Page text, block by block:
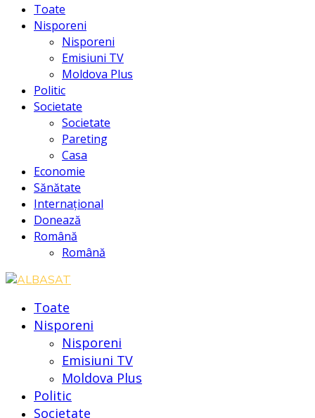
Toate
Nisporeni
Nisporeni
Emisiuni TV
Moldova Plus
Politic
Societate
Societate
Pareting
Casa
Economie
Sănătate
Internațional
Donează
Română
Română
Toate
Nisporeni
Nisporeni
Emisiuni TV
Moldova Plus
Politic
Societate